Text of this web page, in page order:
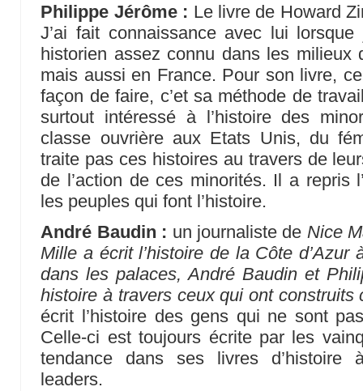
Philippe Jérôme : Le livre de Howard
J’ai fait connaissance avec lui
historien assez connu dans les milieux
mais aussi en France. Pour son livre,
façon de faire, c’et sa méthode de
surtout intéressé à l’histoire des
classe ouvrière aux Etats Unis, du
traite pas ces histoires au travers de
de l’action de ces minorités. Il a repris
les peuples qui font l’histoire.
André Baudin : un journaliste de Nice
Mille a écrit l’histoire de la Côte
dans les palaces, André Baudin et
histoire à travers ceux qui ont construits
écrit l’histoire des gens qui ne sont
Celle-ci est toujours écrite par les
tendance dans ses livres d’histoire
leaders.